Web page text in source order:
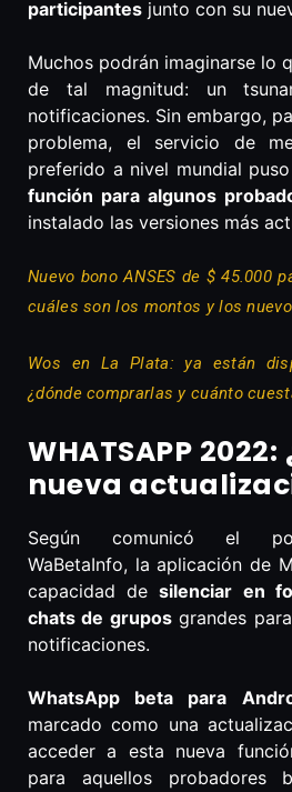
participantes junto con su
Muchos podrán imaginarse lo
de tal magnitud: un
notificaciones. Sin embargo,
problema, el servicio de
preferido a nivel mundial
función para algunos
instalado las versiones más
Nuevo bono ANSES de $ 45.000
cuáles son los montos y los
Wos en La Plata: ya están
¿dónde comprarlas y cuánto
WHATSAPP
nueva
Según comunicó el
WaBetaInfo, la aplicación de
capacidad desilenciar en
chats de gruposgrandes
notificaciones.
WhatsApp beta para
marcado como una
acceder a esta nueva
para aquellos probadores